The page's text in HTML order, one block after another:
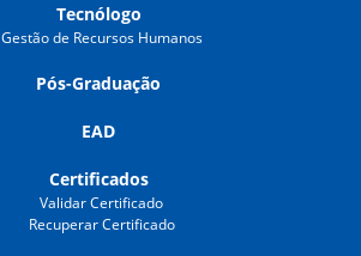
Tecnólogo
Gestão de Recursos Humanos
Pós-Graduação
EAD
Certificados
Validar Certificado
Recuperar Certificado